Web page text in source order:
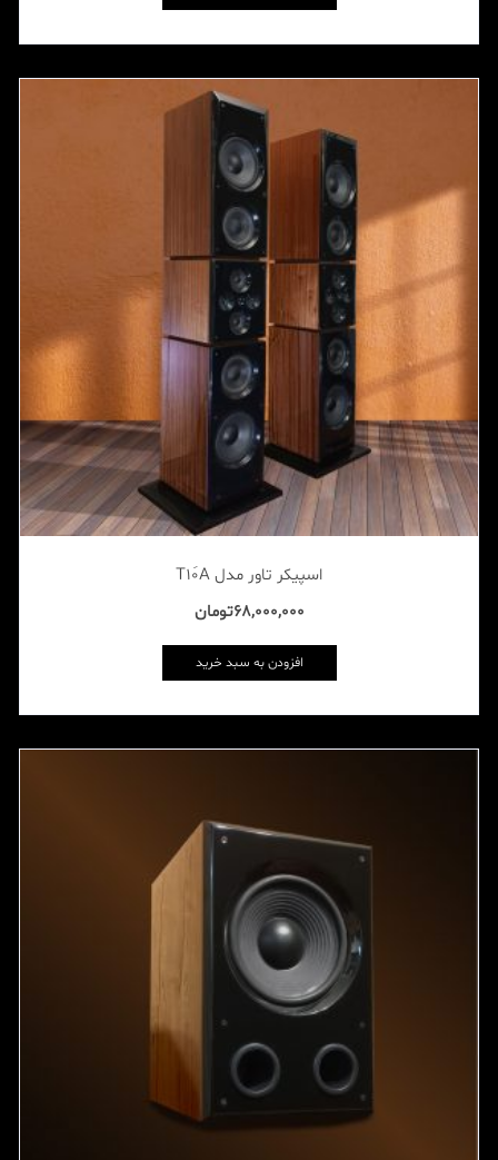
اسپیکر تاور مدل T10َA
68,000,000تومان
افزودن به سبد خرید